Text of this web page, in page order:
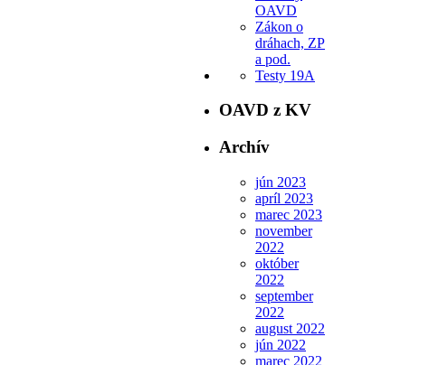
OAVD
Zákon o
dráhach, ZP
a pod.
Testy 19A
OAVD z KV
Archív
jún 2023
apríl 2023
marec 2023
november
2022
október
2022
september
2022
august 2022
jún 2022
marec 2022